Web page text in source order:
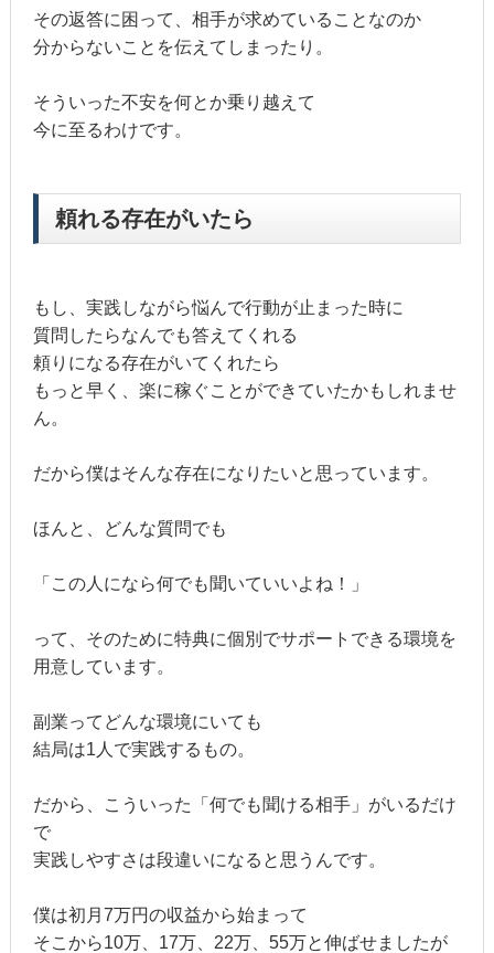
その返答に困って、相手が求めていることなのか
分からないことを伝えてしまったり。
そういった不安を何とか乗り越えて
今に至るわけです。
頼れる存在がいたら
もし、実践しながら悩んで行動が止まった時に
質問したらなんでも答えてくれる
頼りになる存在がいてくれたら
もっと早く、楽に稼ぐことができていたかもしれませ
ん。
だから僕はそんな存在になりたいと思っています。
ほんと、どんな質問でも
「この人になら何でも聞いていいよね！」
って、そのために特典に個別でサポートできる環境を
用意しています。
副業ってどんな環境にいても
結局は1人で実践するもの。
だから、こういった「何でも聞ける相手」がいるだけ
で
実践しやすさは段違いになると思うんです。
僕は初月7万円の収益から始まって
そこから10万、17万、22万、55万と伸ばせましたが